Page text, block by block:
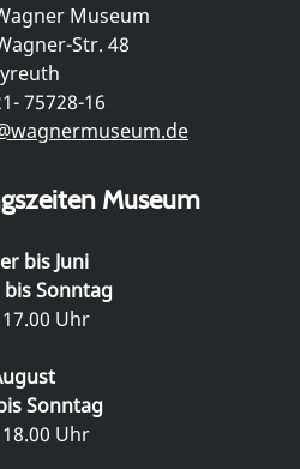
Museum
Str. 48
75728-16
Museum
bis Juni
Sonntag
Uhr
Sonntag
Uhr